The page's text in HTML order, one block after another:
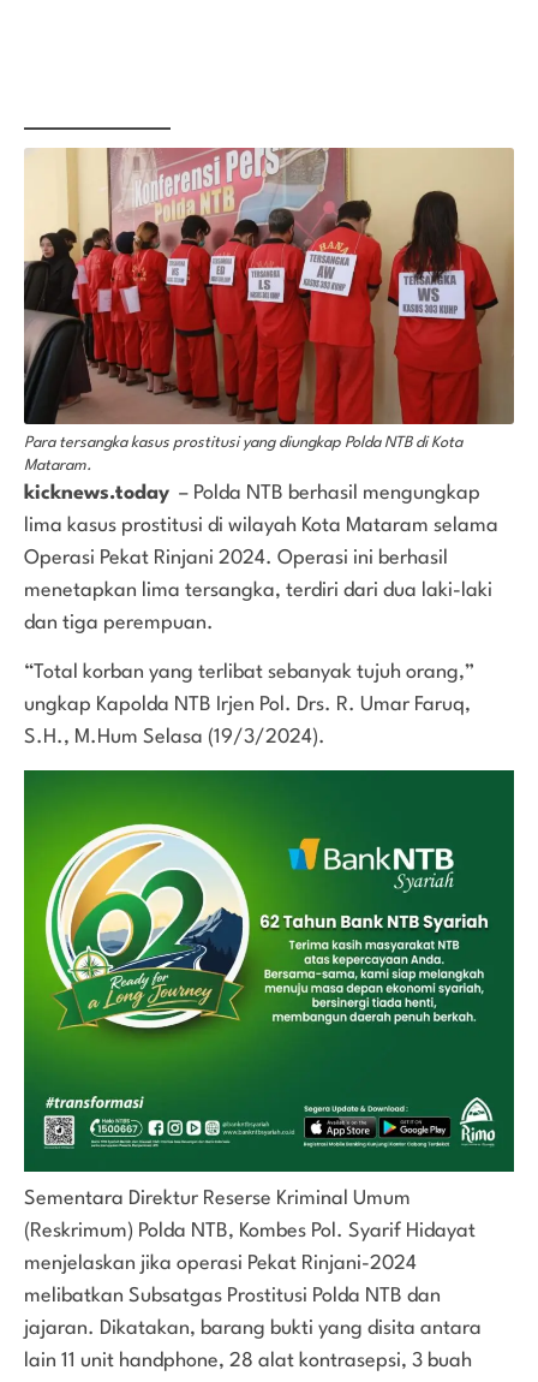
Para tersangka kasus prostitusi yang diungkap Polda NTB di Kota
Mataram.
kicknews.today – Polda NTB berhasil mengungkap
lima kasus prostitusi di wilayah Kota Mataram selama
Operasi Pekat Rinjani 2024. Operasi ini berhasil
menetapkan lima tersangka, terdiri dari dua laki-laki
dan tiga perempuan.
“Total korban yang terlibat sebanyak tujuh orang,”
ungkap Kapolda NTB Irjen Pol. Drs. R. Umar Faruq,
S.H., M.Hum Selasa (19/3/2024).
Sementara Direktur Reserse Kriminal Umum
(Reskrimum) Polda NTB, Kombes Pol. Syarif Hidayat
menjelaskan jika operasi Pekat Rinjani-2024
melibatkan Subsatgas Prostitusi Polda NTB dan
jajaran. Dikatakan, barang bukti yang disita antara
lain 11 unit handphone, 28 alat kontrasepsi, 3 buah